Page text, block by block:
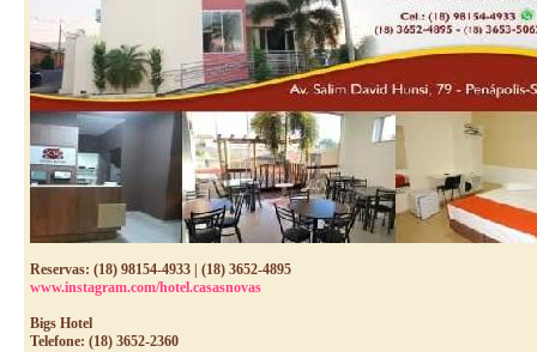
Reservas: (18) 98154-4933 | (18) 3652-4895
www.instagram.com/hotel.casasnovas
Bigs Hotel
Telefone: (18) 3652-2360